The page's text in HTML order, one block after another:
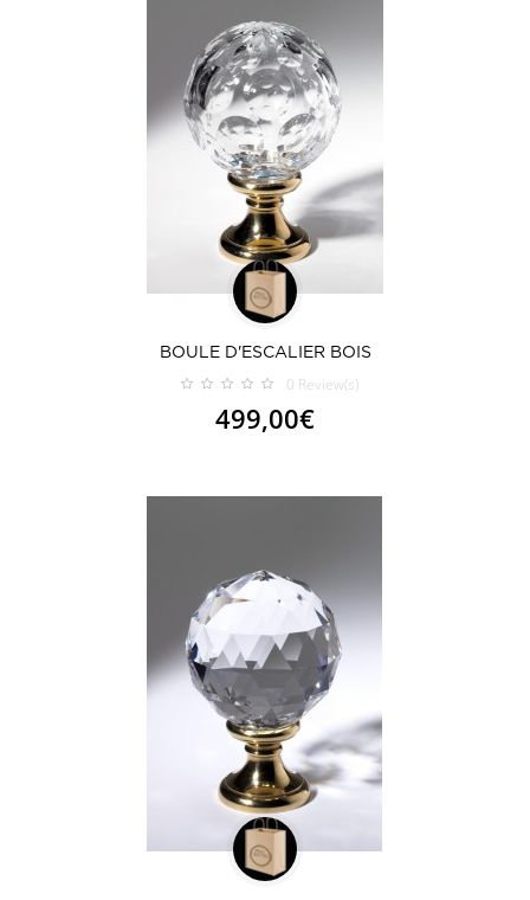
BOULE D'ESCALIER BOIS
0 Review(s)
499,00€